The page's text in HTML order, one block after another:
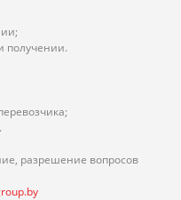
получении.
разрешение вопросов